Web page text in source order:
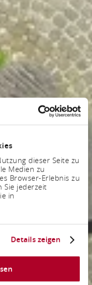
dieser Seite zu
Medien zu
Browser-Erlebnis zu
Sie jederzeit
in
Details zeigen